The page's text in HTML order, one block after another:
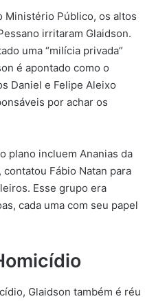
Ministério Público, os altos
irritaram Glaidson.
uma “milícia privada”
é apontado como o
Daniel e Felipe Aleixo
por achar os
plano incluem Ananias da
Fábio Natan para
Esse grupo era
cada uma com seu papel
Glaidson também é réu